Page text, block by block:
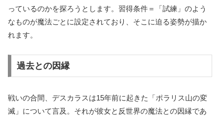
っているのかを探ろうとします。習得条件＝「試練」のよう
なものが魔法ごとに設定されており、そこに迫る姿勢が描か
れます。
過去との因縁
戦いの合間、デスカラスは15年前に起きた「ポラリス山の変
滅」について言及。それが彼女と反世界の魔法との因縁であ